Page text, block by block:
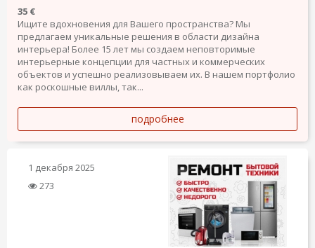
35 €
Ищите вдохновения для Вашего пространства? Мы
предлагаем уникальные решения в области дизайна
интерьера! Более 15 лет мы создаем неповторимые
интерьерные концепции для частных и коммерческих
объектов и успешно реализовываем их. В нашем портфолио
как роскошные виллы, так...
подробнее
1 декабря 2025
273